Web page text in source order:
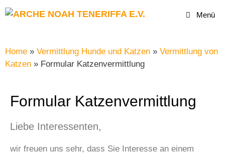
Menü
Home » Vermittlung Hunde und Katzen » Vermittlung von
Katzen » Formular Katzenvermittlung
Formular Katzenvermittlung
Liebe Interessenten,
wir freuen uns sehr, dass Sie Interesse an einem